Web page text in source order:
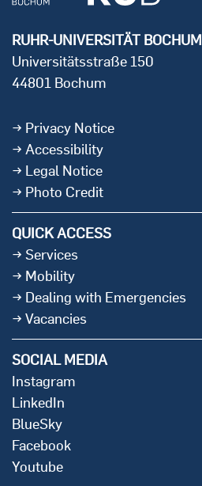
RUHR-UNIVERSITÄT BOCHUM
Universitätsstraße 150
44801 Bochum
Privacy Notice
Accessibility
Legal Notice
Photo Credit
QUICK ACCESS
Services
Mobility
Dealing with Emergencies
Vacancies
SOCIAL MEDIA
Instagram
LinkedIn
BlueSky
Facebook
Youtube